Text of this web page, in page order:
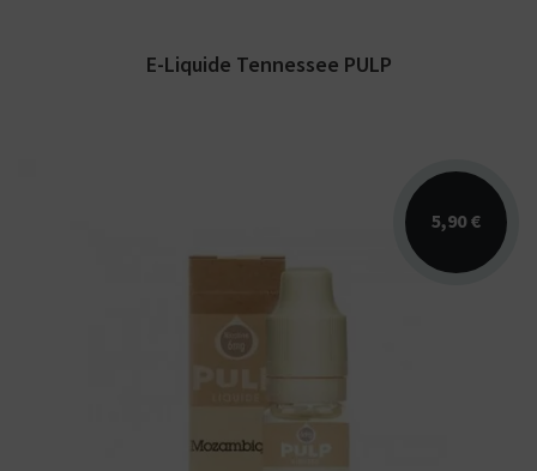
E-Liquide Tennessee PULP
5,90 €